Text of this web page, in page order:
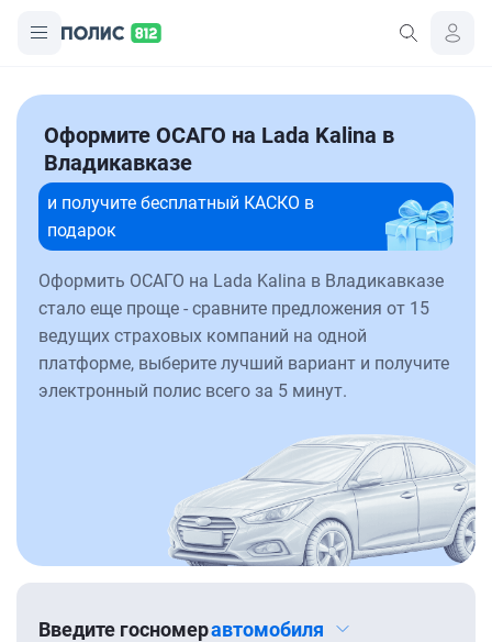
Оформите ОСАГО на Lada Kalina в
Владикавказе
и получите бесплатный КАСКО в
подарок
Оформить ОСАГО на Lada Kalina в Владикавказе
стало еще проще - сравните предложения от 15
ведущих страховых компаний на одной
платформе, выберите лучший вариант и получите
электронный полис всего за 5 минут.
Введите госномеравтомобиля